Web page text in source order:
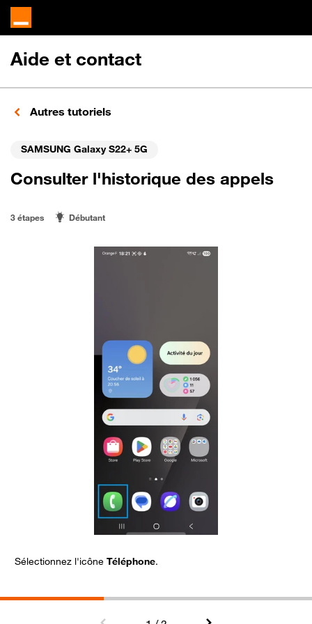
Aide et contact
Autres tutoriels
SAMSUNG Galaxy S22+ 5G
Consulter l'historique des appels
3 étapes Débutant
Sélectionnez l'icône Téléphone.